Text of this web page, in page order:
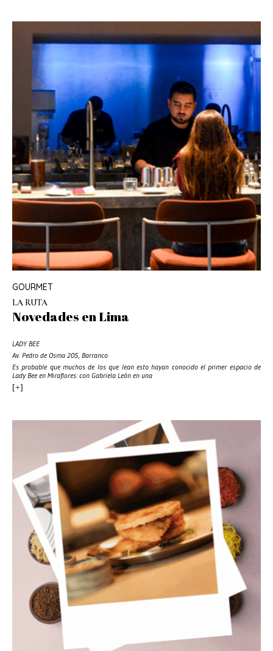
GOURMET
LA RUTA
Novedades en Lima
LADY BEE
Av. Pedro de Osma 205, Barranco
Es probable que muchos de los que lean esto hayan conocido el primer espacio de
Lady Bee en Miraflores: con Gabriela León en una
[+]